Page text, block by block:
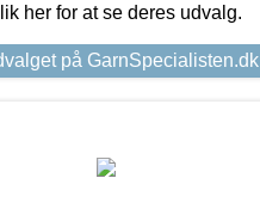
her for at se deres udvalg.
på GarnSpecialisten.dk